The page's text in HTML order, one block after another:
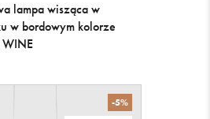
lampa wisząca w
w bordowym kolorze
WINE
-5%